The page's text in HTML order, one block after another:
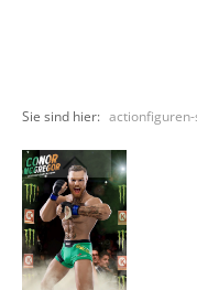
Sie sind hier: